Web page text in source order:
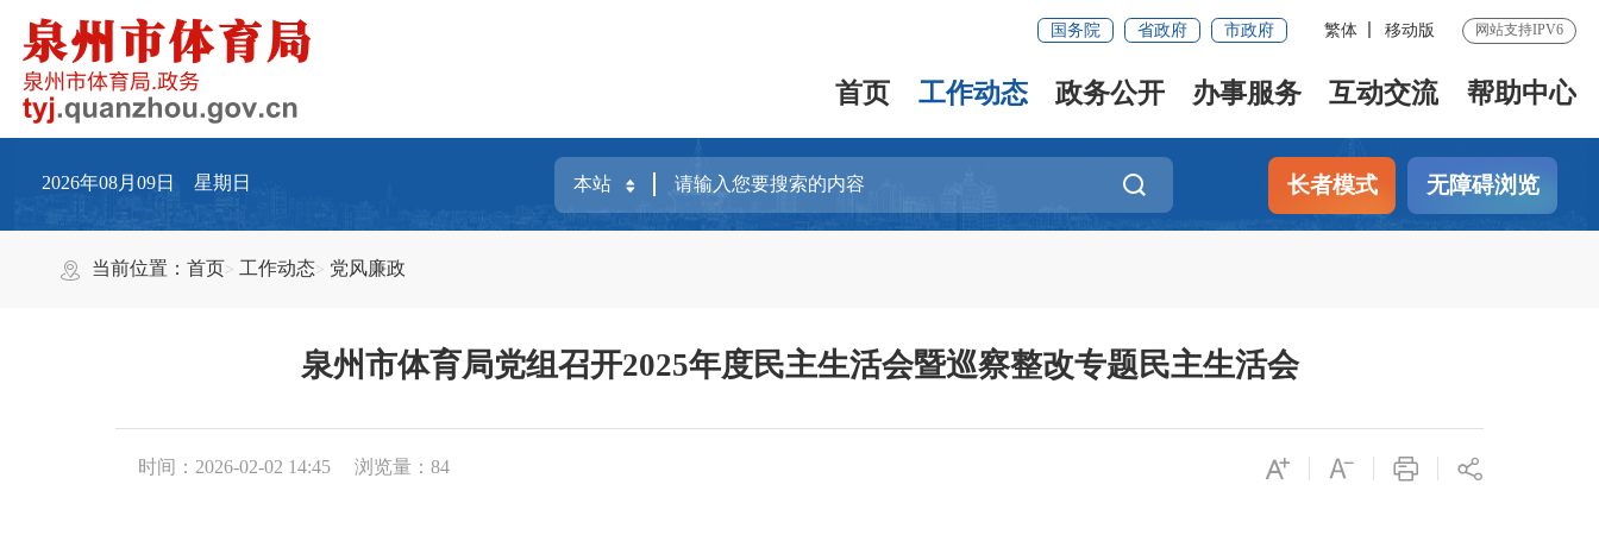
国务院 省政府 市政府 繁体 移动版 网站支持IPV6
首页 工作动态 政务公开 办事服务 互动交流 帮助中心
2026年08月09日 星期日 长者模式 无障碍浏览
当前位置：首页 工作动态 党风廉政
泉州市体育局党组召开2025年度民主生活会暨巡察整改专题民主生活会
时间：2026-02-02 14:45 浏览量： 84